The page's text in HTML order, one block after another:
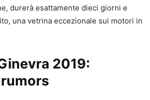
durerà esattamente dieci giorni e
una vetrina eccezionale sui motori in
2019: